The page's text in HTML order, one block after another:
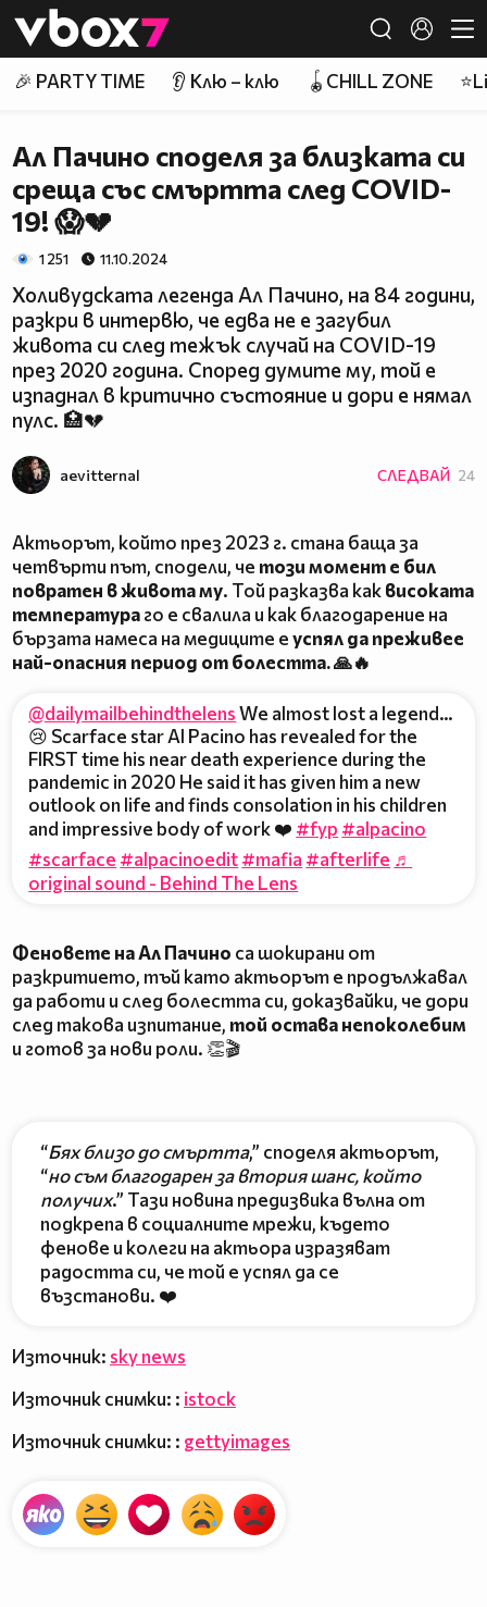
👾
🎉 PARTY TIME 👂 Клю – клю 🪀CHILL ZONE
Ал Пачино споделя за близката си
среща със смъртта след COVID-
19! 😱💔
1 251 11.10.2024
Холивудската легенда Ал Пачино, на 84 години,
разкри в интервю, че едва не е загубил
живота си след тежък случай на COVID-19
през 2020 година. Според думите му, той е
изпаднал в критично състояние и дори е нямал
пулс. 🏥💔
aevitternal СЛЕДВАЙ 24
Актьорът, който през 2023 г. стана баща за
четвърти път, сподели, че този момент е бил
повратен в живота му. Той разказва каквисоката
температураго е свалила и как благодарение на
бързата намеса на медиците еуспял да преживее
най-опасния период от болестта. 🙏🔥
@dailymailbehindthelensWe almost lost a legend…
😢 Scarface star Al Pacino has revealed for the
FIRST time his near death experience during the
pandemic in 2020 He said it has given him a new
outlook on life and finds consolation in his children
and impressive body of work ❤️ #fyp #alpacino
#scarface #alpacinoedit#mafia #afterlife ♬
original sound - Behind The Lens
Феновете на Ал Пачино са шокирани от
разкритието, тъй като актьорът е продължавал
да работи и след болестта си, доказвайки, че дори
след такова изпитание, той остава непоколебим
и готов за нови роли. 👏🎬
“Бях близо до смъртта,” споделя актьорът,
“но съм благодарен за втория шанс, който
получих.” Тази новина предизвика вълна от
подкрепа в социалните мрежи, където
фенове и колеги на актьора изразяват
радостта си, че той е успял да се
възстанови. ❤️
Източник: sky news
Източник снимки: : istock
Източник снимки: : gettyimages